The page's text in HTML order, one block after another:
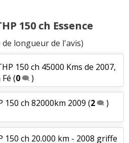
ch 65000, 2010, pack sport
ch année 2007, 71000km(1
ch(0)
ch(1)
150 ch Essence
longueur de l'avis)
150 ch 45000 Kms de 2007,
(0 )
150 ch 82000km 2009 (2 )
150 ch 20.000 km - 2008 griffe